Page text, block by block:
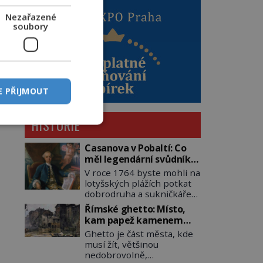
HISTORIE
Casanova v Pobaltí: Co
měl legendární svůdník
společného se
svobodnými zednáři?
V roce 1764 byste mohli na
lotyšských plážích potkat
dobrodruha a sukničkáře
Giacoma Casanovu. Jeho
cesta k Baltskému moři
však nebyla turistickým
výletem, ale ryze pracovní
cestou se zištnými úmysly.
Jaký cíl Casanova sledoval,
Římské ghetto: Místo,
kam papež kamenem
dohodil
Ghetto je část města, kde
musí žít, většinou
nedobrovolně,
Nezařazené
soubory
PŘIJMOUT